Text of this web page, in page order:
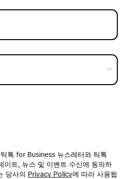
톡 for Business 뉴스레터와 틱톡
이트, 뉴스 및 이벤트 수신에 동의하
당사의 Privacy Policy에 따라 사용됩